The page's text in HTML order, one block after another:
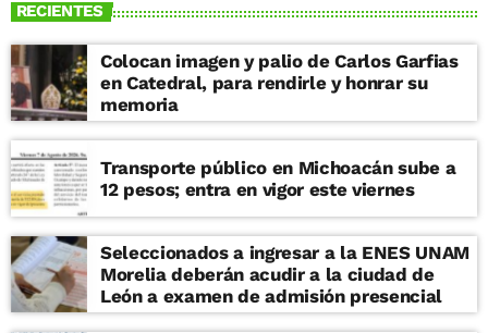
RECIENTES
Colocan imagen y palio de Carlos Garfias
en Catedral, para rendirle y honrar su
memoria
Transporte público en Michoacán sube a
12 pesos; entra en vigor este viernes
Seleccionados a ingresar a la ENES UNAM
Morelia deberán acudir a la ciudad de
León a examen de admisión presencial